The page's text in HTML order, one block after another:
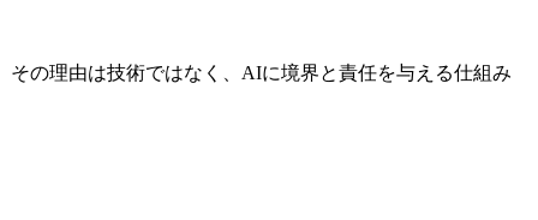
の理由は技術ではなく、AIに境界と責任を与える仕組み